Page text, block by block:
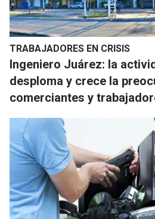
TRABAJADORES EN CRISIS
Ingeniero Juárez: la
desploma y crece la
comerciantes y